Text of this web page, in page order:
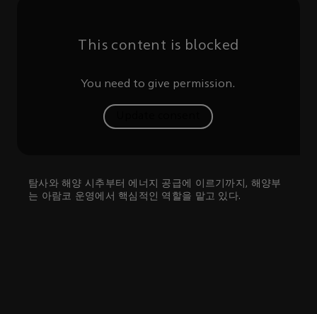
This content is blocked
You need to give permission.
탐사와 해양 시추부터 에너지 공급에 이르기까지, 해양부
는 아람코 운영에서 핵심적인 역할을 맡고 있다.